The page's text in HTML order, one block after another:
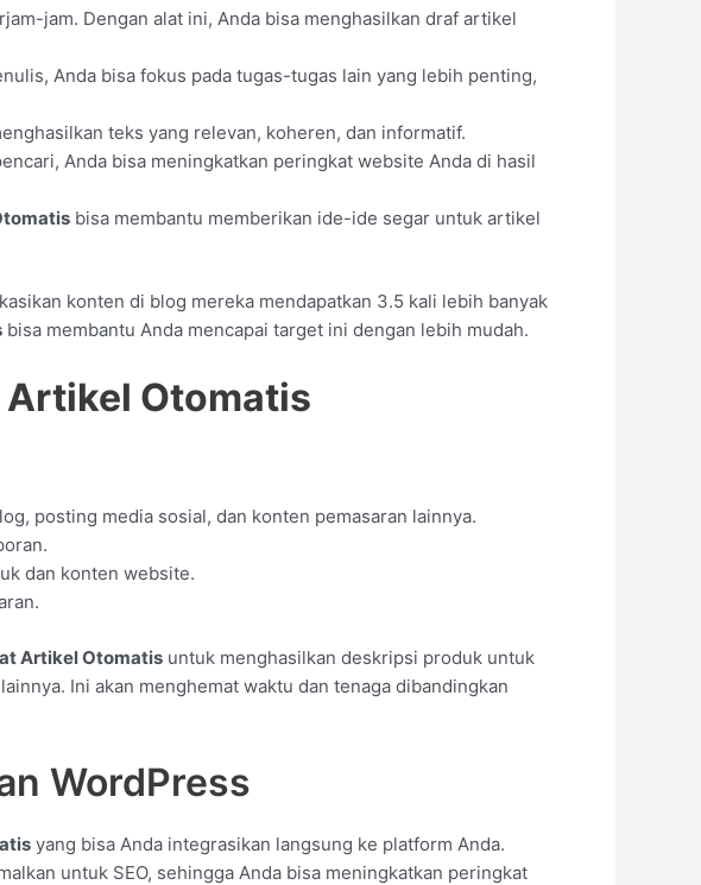
jam. Dengan alat ini, Anda bisa menghasilkan draf artikel
Anda bisa fokus pada tugas-tugas lain yang lebih penting,
teks yang relevan, koheren, dan informatif.
Anda bisa meningkatkan peringkat website Anda di hasil
bisa membantu memberikan ide-ide segar untuk artikel
konten di blog mereka mendapatkan 3.5 kali lebih banyak
bisa membantu Anda mencapai target ini dengan lebih mudah.
Artikel Otomatis
posting media sosial, dan konten pemasaran lainnya.
dan konten website.
Artikel Otomatis untuk menghasilkan deskripsi produk untuk
Ini akan menghemat waktu dan tenaga dibandingkan
WordPress
yang bisa Anda integrasikan langsung ke platform Anda.
untuk SEO, sehingga Anda bisa meningkatkan peringkat